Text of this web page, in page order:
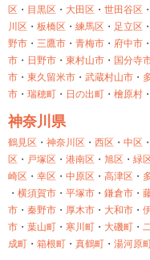
区 ・ 目黒区 ・ 大田区 ・ 世田谷区 ・
川区 ・ 板橋区 ・ 練馬区 ・ 足立区 ・
野市 ・ 三鷹市 ・ 青梅市 ・ 府中市 ・
市 ・ 日野市 ・ 東村山市 ・ 国分寺
市 ・ 東久留米市 ・ 武蔵村山市 ・
市 ・ 瑞穂町 ・ 日の出町 ・ 檜原村 ・
神奈川県
鶴見区 ・ 神奈川区 ・ 西区 ・ 中区 ・
区 ・ 戸塚区 ・ 港南区 ・ 旭区 ・ 緑
崎区 ・ 幸区 ・ 中原区 ・ 高津区 ・
・ 横須賀市 ・ 平塚市 ・ 鎌倉市 ・
市 ・ 秦野市 ・ 厚木市 ・ 大和市 ・
市 ・ 葉山町 ・ 寒川町 ・ 大磯町 ・
成町 ・ 箱根町 ・ 真鶴町 ・ 湯河原